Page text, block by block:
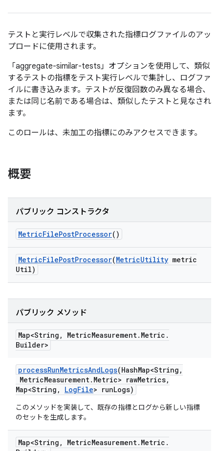
テストと実行レベルで収集された指標ログファイルのアッ
プロードに使用されます。
「aggregate-similar-tests」オプションを使用して、類似
するテストの指標をテスト実行レベルで集計し、ログファ
イルに書き込みます。テストが反復回数のみ異なる場合、
または同じ名前である場合は、類似したテストと見なされ
ます。
このロールは、未加工の指標にのみアクセスできます。
概要
パブリック コンストラクタ
MetricFilePostProcessor()
MetricFilePostProcessor(MetricUtility metric
Util)
パブリック メソッド
Map<String , MetricMeasurement. Metric .
Builder>
processRunMetricsAndLogs(HashMap<String ,
MetricMeasurement. Metric> rawMetrics,
Map<String , LogFile> runLogs)
このメソッドを実装して、既存の指標とログから新しい指標
のセットを生成します。
Map<String , MetricMeasurement. Metric .